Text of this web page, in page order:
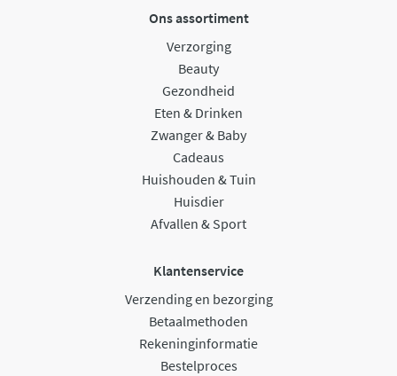
Ons assortiment
Verzorging
Beauty
Gezondheid
Eten & Drinken
Zwanger & Baby
Cadeaus
Huishouden & Tuin
Huisdier
Afvallen & Sport
Klantenservice
Verzending en bezorging
Betaalmethoden
Rekeninginformatie
Bestelproces